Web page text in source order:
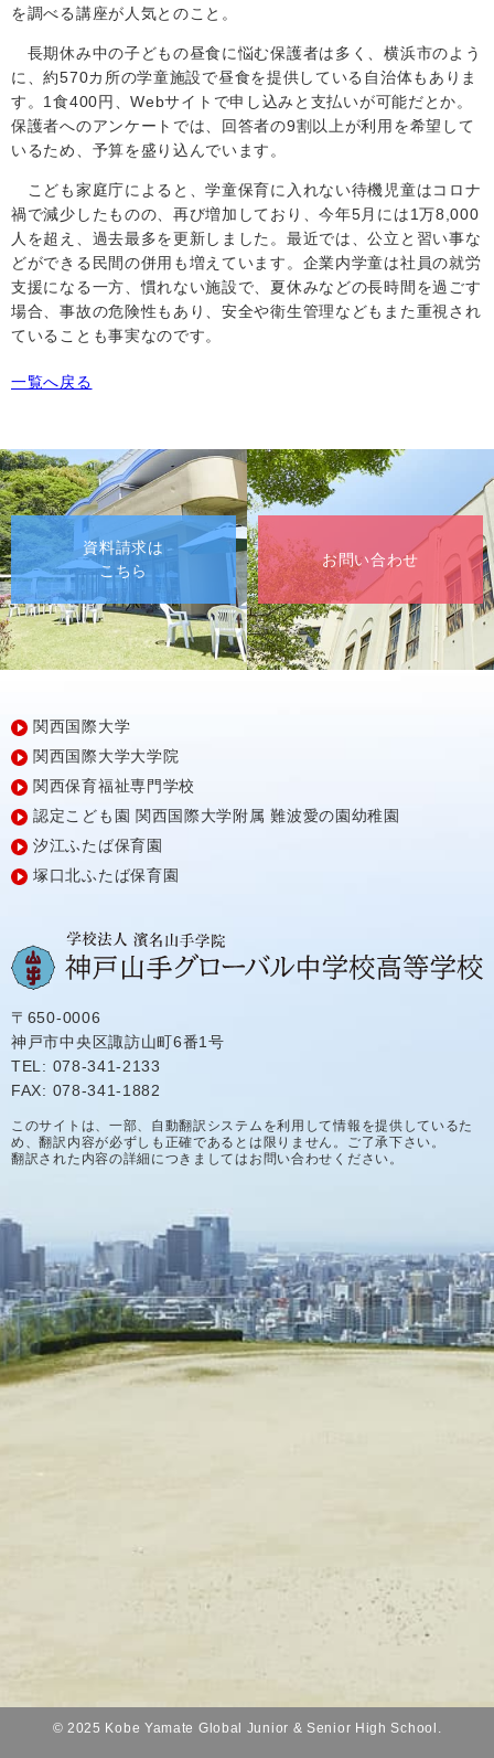
を調べる講座が人気とのこと。
長期休み中の子どもの昼食に悩む保護者は多く、横浜市のよう
に、約570カ所の学童施設で昼食を提供している自治体もありま
す。 1食400円、Webサイトで申し込みと支払いが可能だとか。
保護者へのアンケートでは、回答者の9割以上が利用を希望して
いるため、予算を盛り込んでいます。
こども家庭庁によると、学童保育に入れない待機児童はコロナ
禍で減少したものの、再び増加しており、今年5月には1万8,000
人を超え、 過去最多を更新しました。最近では、公立と習い事な
どができる民間の併用も増えています。企業内学童は社員の就労
支援になる一方、慣れない施設で、夏休みなどの長時間を過ごす
場合、事故の危険性もあり、安全や衛生管理などもまた重視され
ていることも事実なのです。
一覧へ戻る
資料請求は
こちら
お問い合わせ
関西国際大学
関西国際大学大学院
関西保育福祉専門学校
認定こども園 関西国際大学附属 難波愛の園幼稚園
汐江ふたば保育園
塚口北ふたば保育園
〒650-0006
神戸市中央区諏訪山町6番1号
TEL: 078-341-2133
FAX: 078-341-1882
このサイトは、一部、自動翻訳システムを利用して情報を提供しているた
め、翻訳内容が必ずしも正確であるとは限りません。ご了承下さい。
翻訳された内容の詳細につきましてはお問い合わせください。
© 2025 Kobe Yamate Global Junior & Senior High School.